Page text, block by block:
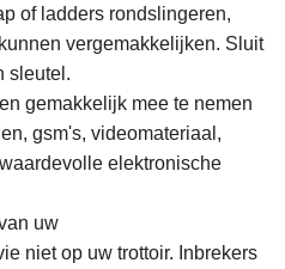
of ladders rondslingeren,
vergemakkelijken. Sluit
sleutel.
gemakkelijk mee te nemen
gsm's, videomateriaal,
elektronische
uw
niet op uw trottoir. Inbrekers